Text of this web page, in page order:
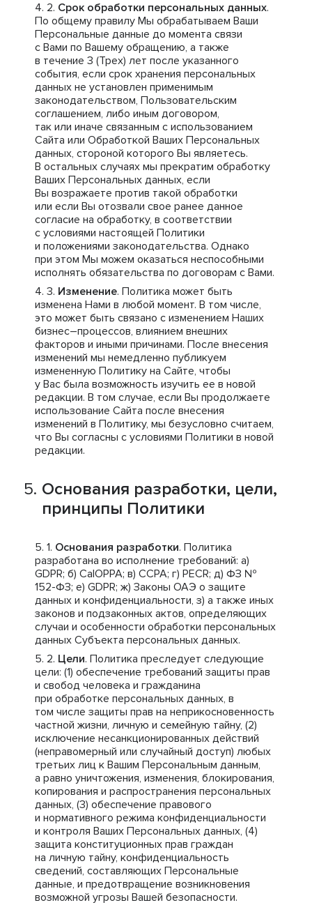
Срок обработки персональных данных.
По общему правилу Мы обрабатываем Ваши
Персональные данные до момента связи
с Вами по Вашему обращению, а также
в течение 3 (Трех) лет после указанного
события, если срок хранения персональных
данных не установлен применимым
законодательством, Пользовательским
соглашением, либо иным договором,
так или иначе связанным с использованием
Сайта или Обработкой Ваших Персональных
данных, стороной которого Вы являетесь.
В остальных случаях мы прекратим обработку
Ваших Персональных данных, если
Вы возражаете против такой обработки
или если Вы отозвали свое ранее данное
согласие на обработку, в соответствии
с условиями настоящей Политики
и положениями законодательства. Однако
при этом Мы можем оказаться неспособными
исполнять обязательства по договорам с Вами.
Изменение. Политика может быть
изменена Нами в любой момент. В том числе,
это может быть связано с изменением Наших
бизнес–процессов, влиянием внешних
факторов и иными причинами. После внесения
изменений мы немедленно публикуем
измененную Политику на Сайте, чтобы
у Вас была возможность изучить ее в новой
редакции. В том случае, если Вы продолжаете
использование Сайта после внесения
изменений в Политику, мы безусловно считаем,
что Вы согласны с условиями Политики в новой
редакции.
Основания разработки, цели,
принципы Политики
Основания разработки. Политика
разработана во исполнение требований: a)
GDPR; б) CalOPPA; в) CCPA; г) PECR; д) ФЗ №
152-ФЗ; е) GDPR; ж) Законы ОАЭ о защите
данных и конфиденциальности, з) а также иных
законов и подзаконных актов, определяющих
случаи и особенности обработки персональных
данных Субъекта персональных данных.
Цели. Политика преследует следующие
цели: (1) обеспечение требований защиты прав
и свобод человека и гражданина
при обработке персональных данных, в
том числе защиты прав на неприкосновенность
частной жизни, личную и семейную тайну, (2)
исключение несанкционированных действий
(неправомерный или случайный доступ) любых
третьих лиц к Вашим Персональным данным,
а равно уничтожения, изменения, блокирования,
копирования и распространения персональных
данных, (3) обеспечение правового
и нормативного режима конфиденциальности
и контроля Ваших Персональных данных, (4)
защита конституционных прав граждан
на личную тайну, конфиденциальность
сведений, составляющих Персональные
данные, и предотвращение возникновения
возможной угрозы Вашей безопасности.